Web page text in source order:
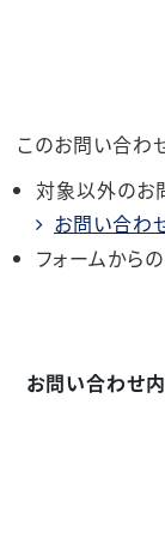
このお問い合わ
対象以外のお
お問い合わ
フォームから
お問い合わせ